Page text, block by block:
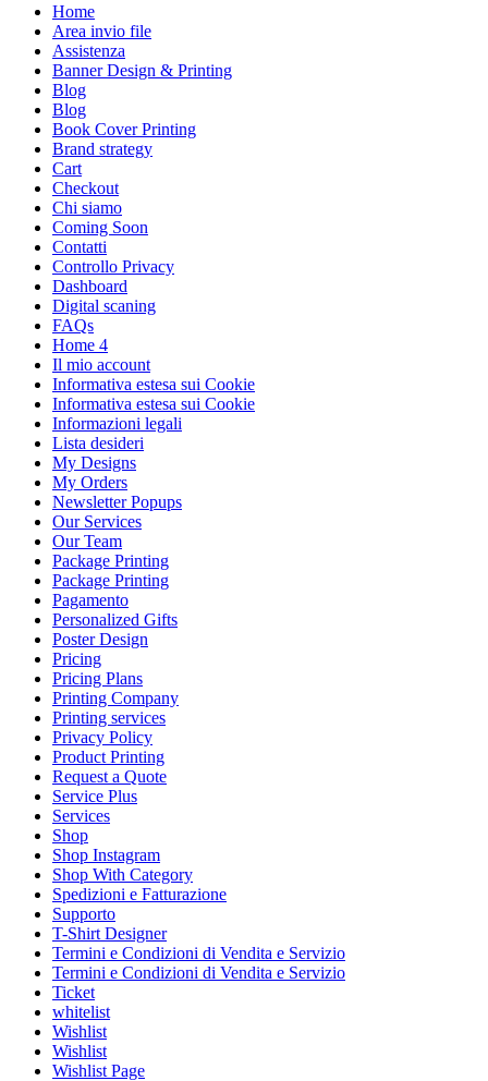
Home
Area invio file
Assistenza
Banner Design & Printing
Blog
Blog
Book Cover Printing
Brand strategy
Cart
Checkout
Chi siamo
Coming Soon
Contatti
Controllo Privacy
Dashboard
Digital scaning
FAQs
Home 4
Il mio account
Informativa estesa sui Cookie
Informativa estesa sui Cookie
Informazioni legali
Lista desideri
My Designs
My Orders
Newsletter Popups
Our Services
Our Team
Package Printing
Package Printing
Pagamento
Personalized Gifts
Poster Design
Pricing
Pricing Plans
Printing Company
Printing services
Privacy Policy
Product Printing
Request a Quote
Service Plus
Services
Shop
Shop Instagram
Shop With Category
Spedizioni e Fatturazione
Supporto
T-Shirt Designer
Termini e Condizioni di Vendita e Servizio
Termini e Condizioni di Vendita e Servizio
Ticket
whitelist
Wishlist
Wishlist
Wishlist Page